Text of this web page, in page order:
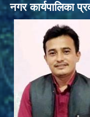
नगर कार्यपालिका